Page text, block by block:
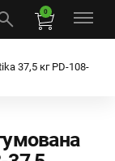
0
37,5 кг PD-108-